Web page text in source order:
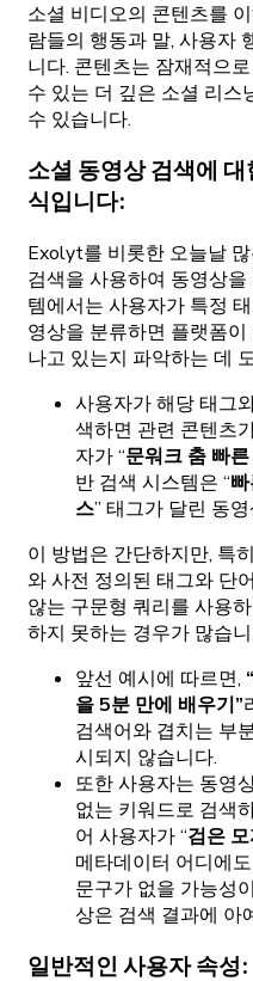
소셜 비디오의 콘텐츠를
람들의 행동과 말, 사용자
니다. 콘텐츠는 잠재적으
수 있는 더 깊은 소셜 리스
수 있습니다.
소셜 동영상 검색에
식입니다:
Exolyt를 비롯한 오늘날
검색을 사용하여 동영상
템에서는 사용자가 특정
영상을 분류하면 플랫폼
나고 있는지 파악하는 데
사용자가 해당 태그
색하면 관련 콘텐츠
자가 “문워크 춤 빠
반 검색 시스템은 “
스” 태그가 달린 동
이 방법은 간단하지만, 특
와 사전 정의된 태그와 단
않는 구문형 쿼리를 사용
하지 못하는 경우가 많습
앞선 예시에 따르면,
을 5분 만에 배우기”
검색어와 겹치는 부
시되지 않습니다.
또한 사용자는 동영
없는 키워드로 검색
어 사용자가 “검은
메타데이터 어디에도
문구가 없을 가능성
상은 검색 결과에 아
일반적인 사용자 속성: